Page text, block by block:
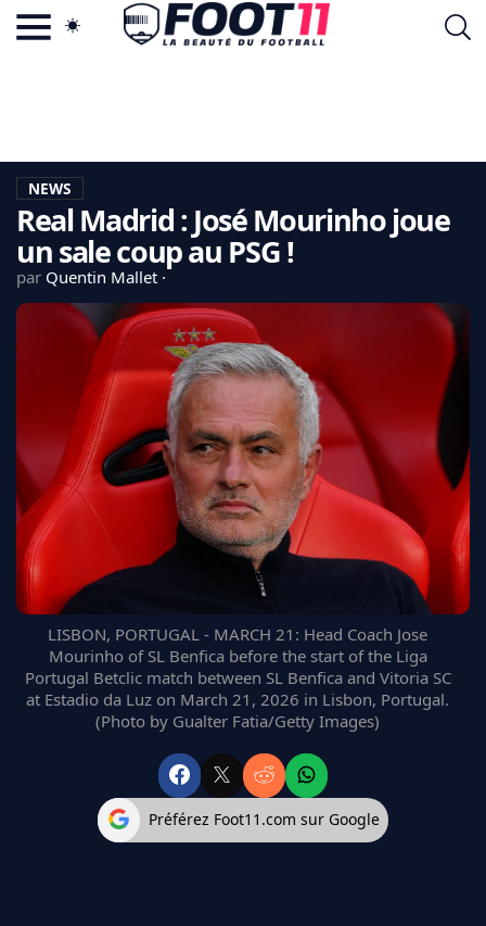
LA CHARTE
VIE PRIVÉE
CGU
CONTACTEZ-NOUS
MERCATO
CDM 2026
LIGUE 1
REAL MADRID
FC BARCELONE
MANCHESTER UNITED
CHELSEA
ARSENAL
BAYERN
L'AVIS DE LA RÉDAC'
NEWS
Real Madrid : José Mourinho joue
un sale coup au PSG !
par Quentin Mallet
LISBON, PORTUGAL - MARCH 21: Head Coach Jose
Mourinho of SL Benfica before the start of the Liga
Portugal Betclic match between SL Benfica and Vitoria SC
at Estadio da Luz on March 21, 2026 in Lisbon, Portugal.
(Photo by Gualter Fatia/Getty Images)
Préférez Foot11.com sur Google